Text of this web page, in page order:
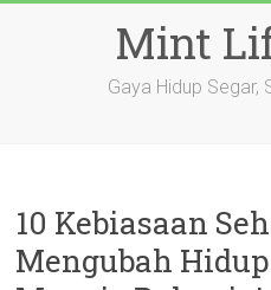
Mint
Gaya Hidup Segar,
10 Kebiasaan
Mengubah